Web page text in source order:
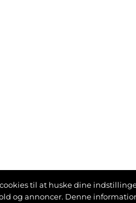
til at huske dine
og annoncer. Denne